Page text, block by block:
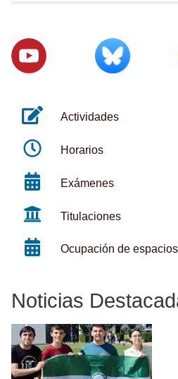
Actividades
Horarios
Exámenes
Titulaciones
Ocupación de espacios
Noticias